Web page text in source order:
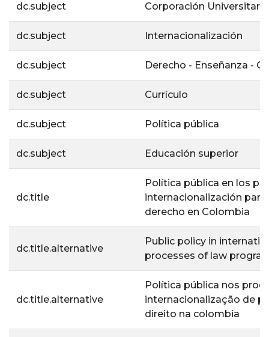
dc.subject Corporación
dc.subject Internacionalización
dc.subject Derecho - Enseñanza -
dc.subject Currículo
dc.subject Política pública
dc.subject Educación superior
dc.title
Política pública en los
internacionalización
derecho en Colombia
dc.title.alternative
Public policy in
processes of law
dc.title.alternative
Política pública nos
internacionalização de
direito na colombia